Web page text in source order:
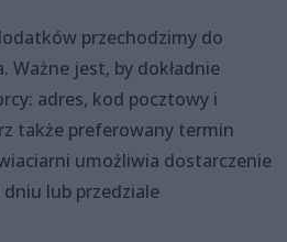
przechodzimy do
jest, by dokładnie
adres, kod pocztowy i
także preferowany termin
umożliwia dostarczenie
lub przedziale